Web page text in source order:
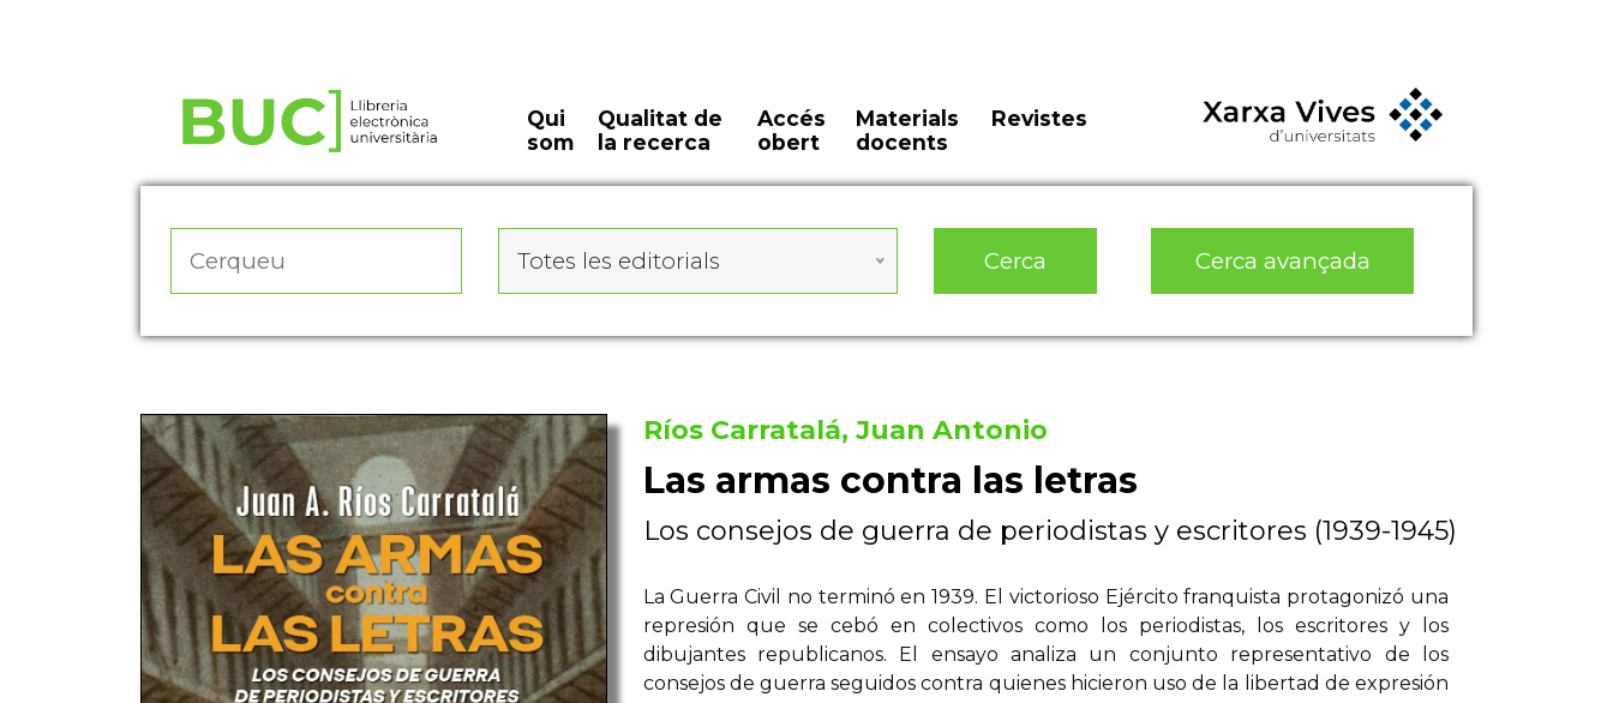
Qui
som
Qualitat de
la recerca
Accés
obert
Materials
docents
Revistes
Totes les editorials Cerca Cerca avançada
Ríos Carratalá, Juan Antonio
Las armas contra las letras
Los consejos de guerra de periodistas y escritores (1939-1945)
La Guerra Civil no terminó en 1939. El victorioso Ejército franquista protagonizó una
represión que se cebó en colectivos como los periodistas, los escritores y los
dibujantes republicanos. El ensayo analiza un conjunto representativo de los
consejos de guerra seguidos contra quienes hicieron uso de la libertad de expresión